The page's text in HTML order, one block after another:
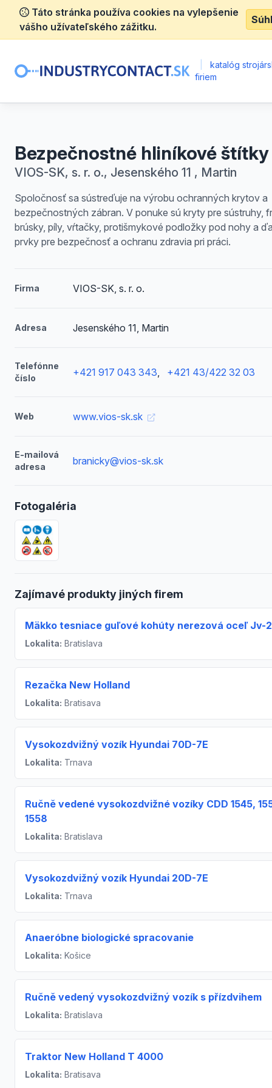
Táto stránka používa cookies na vylepšenie
vášho užívateľského zážitku.
katalóg
firiem
Bezpečnostné hliníkové štítky
VIOS-SK, s. r. o., Jesenského 11 , Martin
Spoločnosť sa sústreďuje na výrobu ochranných krytov a
bezpečnostných zábran. V ponuke sú kryty pre sústruhy,
brúsky, píly, vŕtačky, protišmykové podložky pod nohy a
prvky pre bezpečnosť a ochranu zdravia pri práci.
Firma VIOS-SK, s. r. o.
Adresa Jesenského 11, Martin
Telefónne
číslo
+421 917 043 343, +421 43/422 32 03
Web www.vios-sk.sk
E-mailová
adresa
branicky@vios-sk.sk
Fotogaléria
Zajímavé produkty jiných firem
Mäkko tesniace guľové kohúty nerezová oceľ Jv-
Lokalita: Bratislava
Rezačka New Holland
Lokalita: Bratisava
Vysokozdvižný vozík Hyundai 70D-7E
Lokalita: Trnava
Ručně vedené vysokozdvižné vozíky CDD 1545,
1558
Lokalita: Bratislava
Vysokozdvižný vozík Hyundai 20D-7E
Lokalita: Trnava
Anaeróbne biologické spracovanie
Lokalita: Košice
Ručně vedený vysokozdvižný vozík s přízdvihem
Lokalita: Bratislava
Traktor New Holland T 4000
Lokalita: Bratisava